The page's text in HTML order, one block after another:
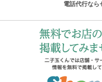
電話代行なら